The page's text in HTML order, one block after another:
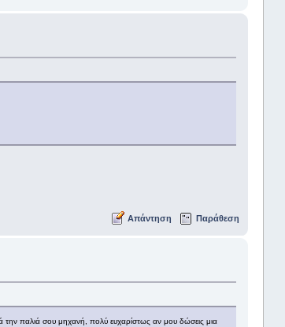
Απάντηση Παράθεση
την παλιά σου μηχανή, πολύ ευχαρίστως αν μου δώσεις μια